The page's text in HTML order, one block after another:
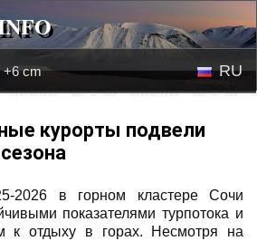
cm RU
курорты подвели
2026 в горном кластере Сочи
показателями турпотока и
к отдыху в горах. Несмотря на